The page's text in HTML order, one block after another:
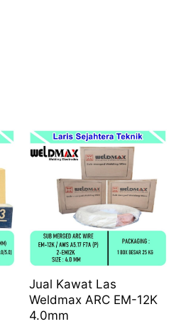
Jual Kawat Las
Weldmax ARC EM-12K
4.0mm